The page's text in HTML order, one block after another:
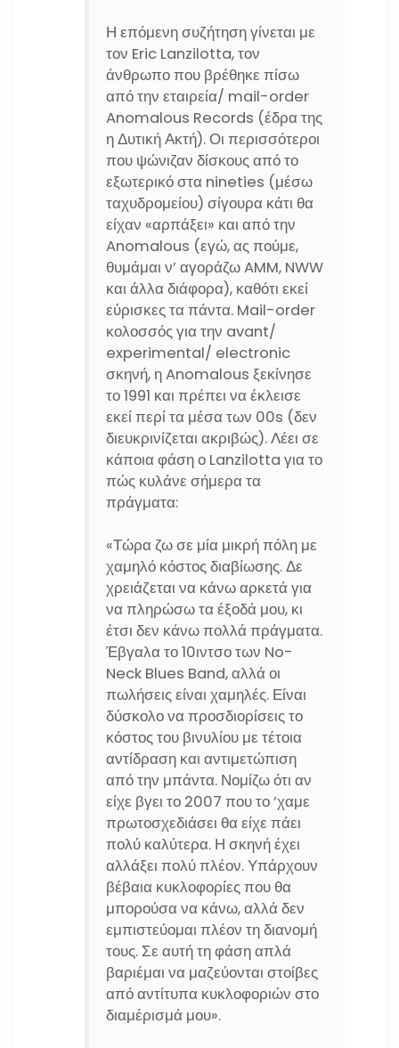
Η επόμενη συζήτηση γίνεται με
τον Eric Lanzilotta, τον
άνθρωπο που βρέθηκε πίσω
από την εταιρεία/ mail-order
Anomalous Records (έδρα της
η Δυτική Ακτή). Οι περισσότεροι
που ψώνιζαν δίσκους από το
εξωτερικό στα nineties (μέσω
ταχυδρομείου) σίγουρα κάτι θα
είχαν «αρπάξει» και από την
Anomalous (εγώ, ας πούμε,
θυμάμαι ν’ αγοράζω AMM, NWW
και άλλα διάφορα), καθότι εκεί
εύρισκες τα πάντα. Mail-order
κολοσσός για την avant/
experimental/ electronic
σκηνή, η Anomalous ξεκίνησε
το 1991 και πρέπει να έκλεισε
εκεί περί τα μέσα των 00s (δεν
διευκρινίζεται ακριβώς). Λέει σε
κάποια φάση ο Lanzilotta για το
πώς κυλάνε σήμερα τα
πράγματα:
«Τώρα ζω σε μία μικρή πόλη με
χαμηλό κόστος διαβίωσης. Δε
χρειάζεται να κάνω αρκετά για
να πληρώσω τα έξοδά μου, κι
έτσι δεν κάνω πολλά πράγματα.
Έβγαλα το 10ιντσο των No-
Neck Blues Band, αλλά οι
πωλήσεις είναι χαμηλές. Είναι
δύσκολο να προσδιορίσεις το
κόστος του βινυλίου με τέτοια
αντίδραση και αντιμετώπιση
από την μπάντα. Νομίζω ότι αν
είχε βγει το 2007 που το ’χαμε
πρωτοσχεδιάσει θα είχε πάει
πολύ καλύτερα. Η σκηνή έχει
αλλάξει πολύ πλέον. Υπάρχουν
βέβαια κυκλοφορίες που θα
μπορούσα να κάνω, αλλά δεν
εμπιστεύομαι πλέον τη διανομή
τους. Σε αυτή τη φάση απλά
βαριέμαι να μαζεύονται στοίβες
από αντίτυπα κυκλοφοριών στο
διαμέρισμά μου».